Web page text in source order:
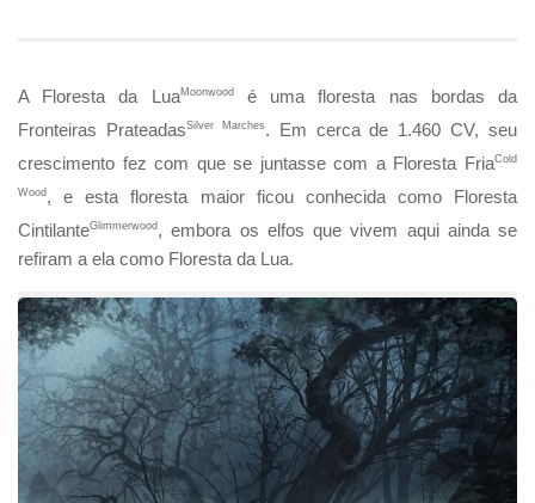
A Floresta da LuaMoonwoodé uma floresta nas bordas da
Fronteiras PrateadasSilver Marches . Em cerca de 1.460 CV, seu
crescimento fez com que se juntasse com a Floresta FriaCold
Wood , e esta floresta maior ficou conhecida como Floresta
CintilanteGlimmerwood , embora os elfos que vivem aqui ainda se
refiram a ela como Floresta da Lua.